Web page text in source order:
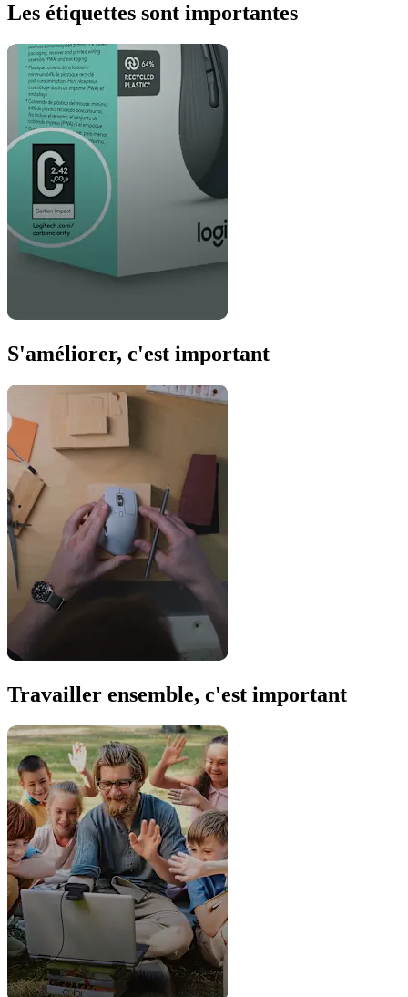
Les étiquettes sont importantes
S'améliorer, c'est important
Travailler ensemble, c'est important